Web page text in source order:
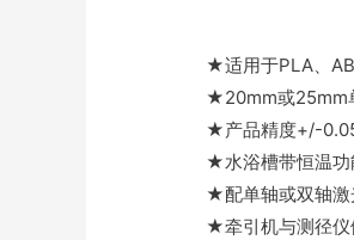
★适用于PLA、
★20mm或25mm
★产品精度+/-
★水浴槽带恒温功
★配单轴或双轴激
★牵引机与测径仪